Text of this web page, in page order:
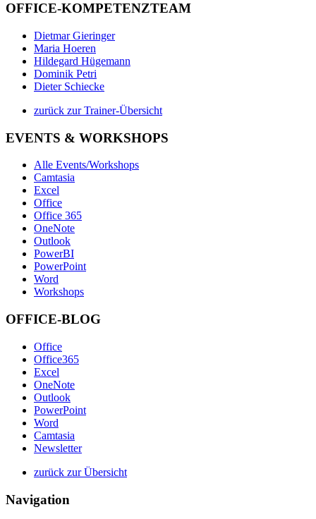
OFFICE-KOMPETENZTEAM
Dietmar Gieringer
Maria Hoeren
Hildegard Hügemann
Dominik Petri
Dieter Schiecke
zurück zur Trainer-Übersicht
EVENTS & WORKSHOPS
Alle Events/Workshops
Camtasia
Excel
Office
Office 365
OneNote
Outlook
PowerBI
PowerPoint
Word
Workshops
OFFICE-BLOG
Office
Office365
Excel
OneNote
Outlook
PowerPoint
Word
Camtasia
Newsletter
zurück zur Übersicht
Navigation